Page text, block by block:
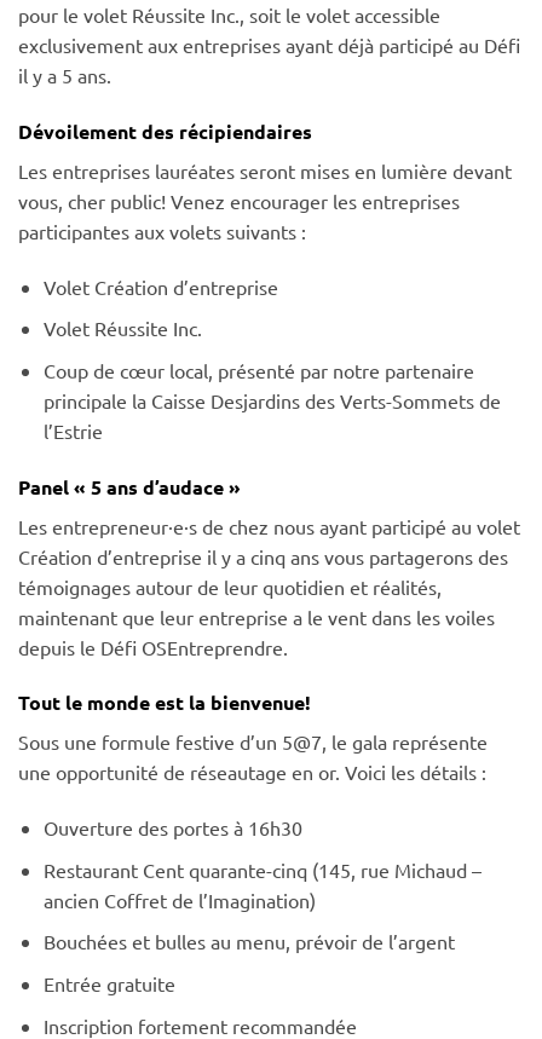
pour le volet Réussite Inc., soit le volet accessible
exclusivement aux entreprises ayant déjà participé au Défi
il y a 5 ans.
Dévoilement des récipiendaires
Les entreprises lauréates seront mises en lumière devant
vous, cher public! Venez encourager les entreprises
participantes aux volets suivants :
Volet Création d’entreprise
Volet Réussite Inc.
Coup de cœur local, présenté par notre partenaire
principale la Caisse Desjardins des Verts-Sommets de
l’Estrie
Panel « 5 ans d’audace »
Les entrepreneur·e·s de chez nous ayant participé au volet
Création d’entreprise il y a cinq ans vous partagerons des
témoignages autour de leur quotidien et réalités,
maintenant que leur entreprise a le vent dans les voiles
depuis le Défi OSEntreprendre.
Tout le monde est la bienvenue!
Sous une formule festive d’un 5@7, le gala représente
une opportunité de réseautage en or. Voici les détails :
Ouverture des portes à 16h30
Restaurant Cent quarante-cinq (145, rue Michaud –
ancien Coffret de l’Imagination)
Bouchées et bulles au menu, prévoir de l’argent
Entrée gratuite
Inscription fortement recommandée